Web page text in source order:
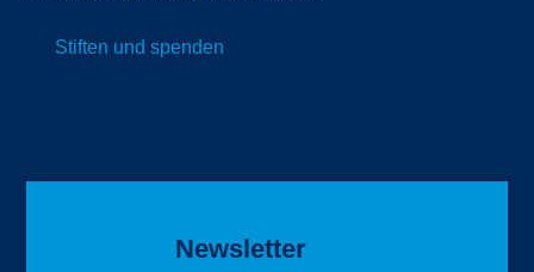
Stiften und spenden
Newsletter